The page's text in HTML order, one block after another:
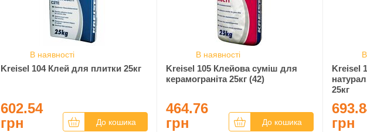
В наявності
Kreisel 104 Клей для плитки 25кг
602.54
грн
До кошика
В наявності
Kreisel 105 Клейова суміш для
керамограніта 25кг (42)
464.76
грн
До кошика
Kreisel
25кг
грн